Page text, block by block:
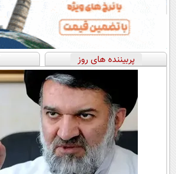
پربیننده های روز